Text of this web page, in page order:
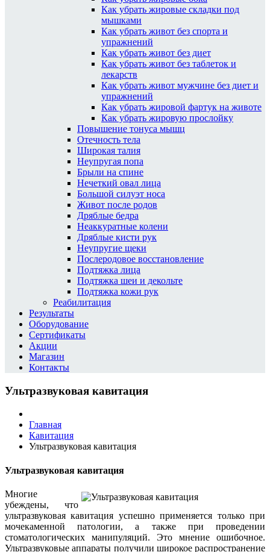
Как убрать жировые складки под
мышками
Как убрать живот без спорта и
упражнений
Как убрать живот без диет
Как убрать живот без таблеток и
лекарств
Как убрать живот мужчине без диет и
упражнений
Как убрать жировой фартук на животе
Как убрать жировую прослойку
Повышение тонуса мышц
Отечность тела
Широкая талия
Неупругая попа
Брыли на спине
Нечеткий овал лица
Большой силуэт носа
Живот после родов
Дряблые бедра
Неаккуратные колени
Дряблые кисти рук
Неупругие щеки
Послеродовое восстановление
Подтяжка лица
Подтяжка шеи и декольте
Подтяжка кожи рук
Реабилитация
Результаты
Оборудование
Сертификаты
Акции
Магазин
Контакты
Ультразвуковая кавитация
Главная
Кавитация
Ультразвуковая кавитация
Ультразвуковая кавитация
Многие
убеждены, что
ультразвуковая кавитация успешно применяется только при
мочекаменной патологии, а также при проведении
стоматологических манипуляций. Это мнение ошибочное.
Ультразвуковые аппараты получили широкое распространение